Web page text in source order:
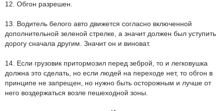
12. Обгон разрешен.
13. Водитель белого авто движется согласно включенной
дополнительной зеленой стрелке, а значит должен был уступить
дорогу сначала другим. Значит он и виноват.
14. Если грузовик притормозил перед зеброй, то и легковушка
должна это сделать, но если людей на переходе нет, то обгон в
принципе не запрещен, но нужно быть осторожным и лучше от
него воздержаться возле пешеходной зоны.